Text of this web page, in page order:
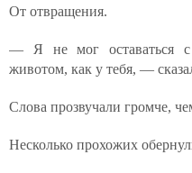
От отвращения.
— Я не мог оставаться
животом, как у тебя, —
Слова прозвучали громче,
Несколько прохожих